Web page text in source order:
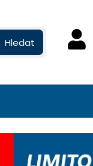
Hledat